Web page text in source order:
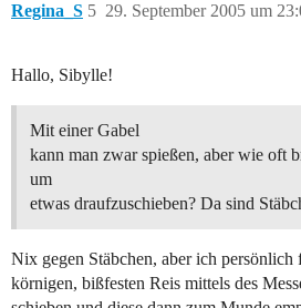
Regina_S 29. September 2005 um
5
Hallo, Sibylle!
Mit einer Gabel
kann man zwar spießen, aber wie oft
um
etwas draufzuschieben? Da sind
Nix gegen Stäbchen, aber ich persönlich
körnigen, bißfesten Reis mittels des